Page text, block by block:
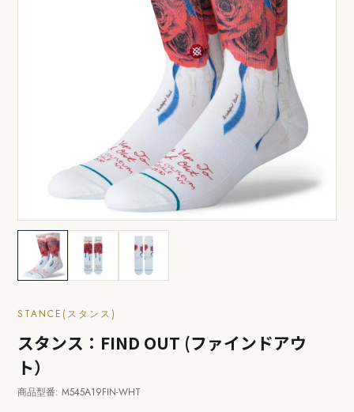
STANCE(スタンス)
スタンス：FIND OUT (ファインドアウ
ト）
商品型番: M545A19FIN-WHT